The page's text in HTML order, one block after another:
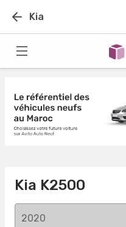
Kia
Kia K2500
2020